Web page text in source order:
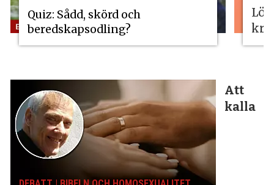
Quiz: Sådd, skörd och
beredskapsodling?
Att
kalla